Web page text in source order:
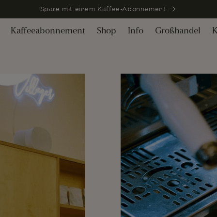
Spare mit einem Kaffee-Abonnement
Kaffeeabonnement Shop Info Großhandel